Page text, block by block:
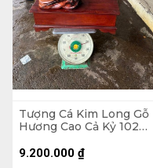
Tượng Cá Kim Long Gỗ
Hương Cao Cả Kỷ 102
Kỷ Cao 20
9.200.000 ₫